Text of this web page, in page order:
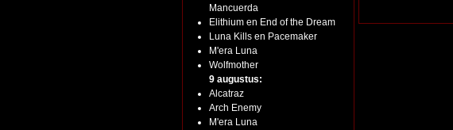
Mancuerda
Elithium en End of the Dream
Luna Kills en Pacemaker
M'era Luna
Wolfmother
9 augustus:
Alcatraz
Arch Enemy
M'era Luna